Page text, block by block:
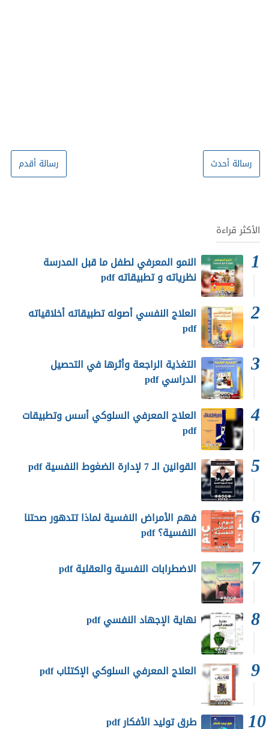
رسالة أحدث رسالة أقدم
الأكثر قراءة
النمو المعرفي لطفل ما قبل المدرسة
نظرياته و تطبيقاته pdf
العلاج النفسي أصوله تطبيقاته أخلاقياته
pdf
التغذية الراجعة وأثرها في التحصيل
الدراسي pdf
العلاج المعرفي السلوكي أسس وتطبيقات
pdf
القوانين الـ 7 لإدارة الضغوط النفسية pdf
فهم الأمراض النفسية لماذا تتدهور صحتنا
النفسية؟ pdf
الاضطرابات النفسية والعقلية pdf
نهاية الإجهاد النفسي pdf
العلاج المعرفي السلوكي الإكتئاب pdf
طرق توليد الأفكار pdf